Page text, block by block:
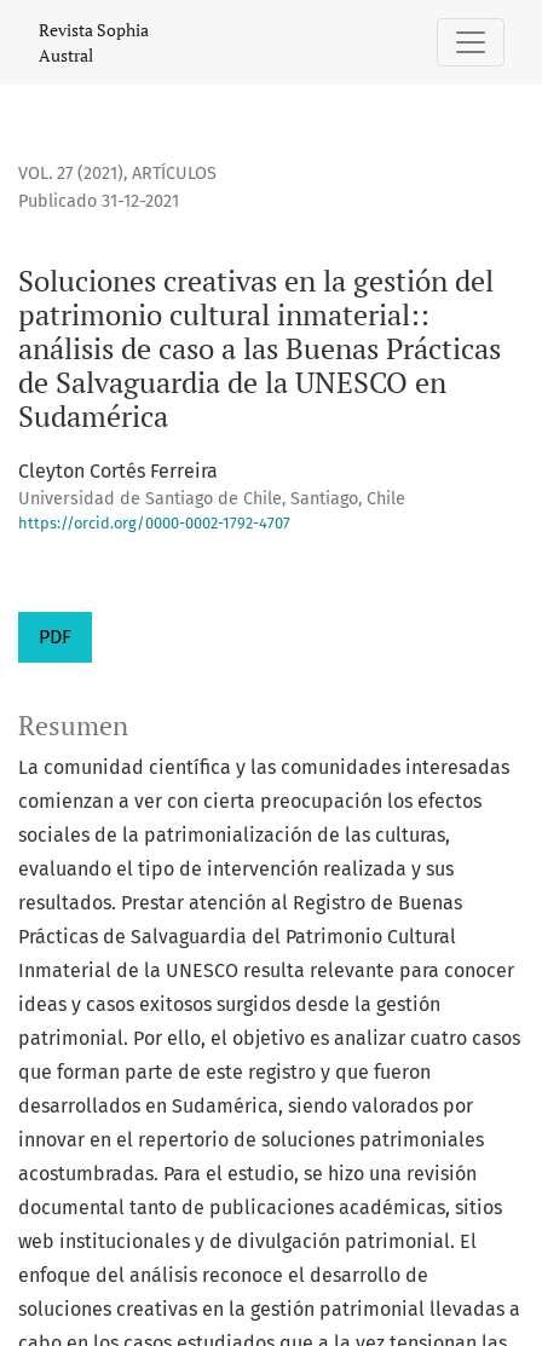
Soluciones creativas en la gestión del patrimonio cultural
Revista Sophia
Austral
VOL. 27 (2021), ARTÍCULOS
Soluciones creativas en la gestión del
patrimonio cultural inmaterial::
análisis de caso a las Buenas Prácticas
de Salvaguardia de la UNESCO en
Sudamérica
Publicado 31-12-2021
Cleyton Cortés Ferreira
Universidad de Santiago de Chile, Santiago, Chile
https://orcid.org/0000-0002-1792-4707
PDF
Resumen
La comunidad científica y las comunidades interesadas
comienzan a ver con cierta preocupación los efectos
sociales de la patrimonialización de las culturas,
evaluando el tipo de intervención realizada y sus
resultados. Prestar atención al Registro de Buenas
Prácticas de Salvaguardia del Patrimonio Cultural
Inmaterial de la UNESCO resulta relevante para conocer
ideas y casos exitosos surgidos desde la gestión
patrimonial. Por ello, el objetivo es analizar cuatro casos
que forman parte de este registro y que fueron
desarrollados en Sudamérica, siendo valorados por
innovar en el repertorio de soluciones patrimoniales
acostumbradas. Para el estudio, se hizo una revisión
documental tanto de publicaciones académicas, sitios
web institucionales y de divulgación patrimonial. El
enfoque del análisis reconoce el desarrollo de
soluciones creativas en la gestión patrimonial llevadas a